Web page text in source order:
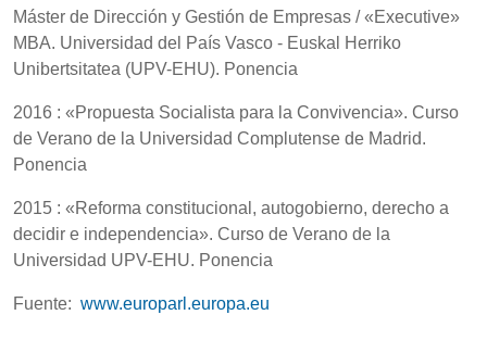
Máster de Dirección y Gestión de Empresas / «Executive»
MBA. Universidad del País Vasco - Euskal Herriko
Unibertsitatea (UPV-EHU). Ponencia
2016 : «Propuesta Socialista para la Convivencia». Curso
de Verano de la Universidad Complutense de Madrid.
Ponencia
2015 : «Reforma constitucional, autogobierno, derecho a
decidir e independencia». Curso de Verano de la
Universidad UPV-EHU. Ponencia
Fuente: www.europarl.europa.eu